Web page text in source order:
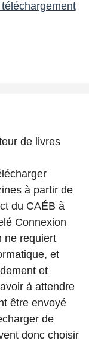
de livres
à partir de
du CAÉB à
Connexion
ne requiert
et
et
à attendre
être envoyé
de
donc choisir